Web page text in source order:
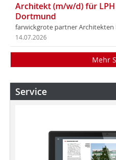
Architekt (m/w/d) für
Dortmund
farwickgrote partner Architekten
14.07.2026
Mehr
Service